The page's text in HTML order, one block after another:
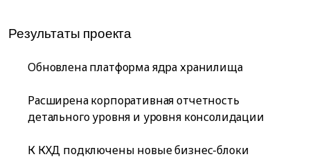
Результаты проекта
Обновлена платформа ядра хранилища
Расширена корпоративная отчетность
детального уровня и уровня консолидации
К КХД подключены новые бизнес-блоки